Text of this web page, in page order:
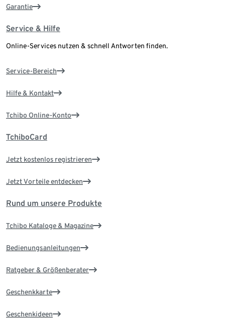
Garantie
Service & Hilfe
Online-Services nutzen & schnell Antworten finden.
Service-Bereich
Hilfe & Kontakt
Tchibo Online-Konto
TchiboCard
Jetzt kostenlos registrieren
Jetzt Vorteile entdecken
Rund um unsere Produkte
Tchibo Kataloge & Magazine
Bedienungsanleitungen
Ratgeber & Größenberater
Geschenkkarte
Geschenkideen